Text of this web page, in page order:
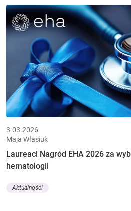
3.03.2026
Maja Własiuk
Laureaci Nagród EHA 2026 za
hematologii
Aktualności